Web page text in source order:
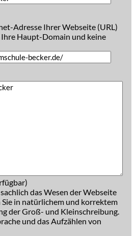
Adresse Ihrer Webseite (URL)
Haupt-Domain und keine
das Wesen der Webseite
Sie in natürlichem und korrektem
der Groß- und Kleinschreibung.
und das Aufzählen von